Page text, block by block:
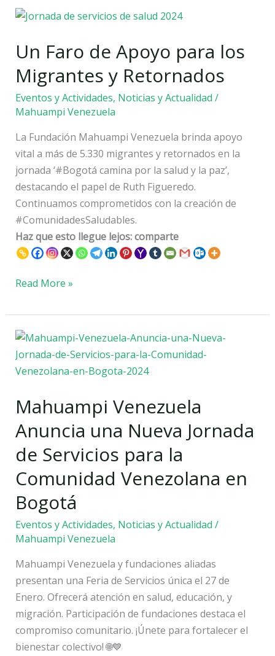
Un Faro de Apoyo para los
Migrantes y Retornados
Eventos y Actividades, Noticias y Actualidad /
Mahuampi Venezuela
La Fundación Mahuampi Venezuela brinda apoyo
vital a más de 5.330 migrantes y retornados en la
jornada ‘#Bogotá camina por la salud y la paz’,
destacando el papel de Ruth Figueredo.
Continuamos comprometidos con la creación de
#ComunidadesSaludables.
Haz que esto llegue lejos: comparte
Un
de
para
los
Migrantes
y
Retornados
Read More »
Mahuampi Venezuela
Anuncia una Nueva Jornada
de Servicios para la
Comunidad Venezolana en
Bogotá
Eventos y Actividades, Noticias y Actualidad /
Mahuampi Venezuela
Mahuampi Venezuela y fundaciones aliadas
presentan una Feria de Servicios única el 27 de
Enero. Ofrecerá atención en salud, educación, y
migración. Participación de fundaciones destaca el
compromiso comunitario. ¡Únete para fortalecer el
bienestar colectivo! 🌐💙
Mahuampi
Venezuela
Anuncia
Nueva
de
Servicios
para
la
Comunidad
Venezolana
en